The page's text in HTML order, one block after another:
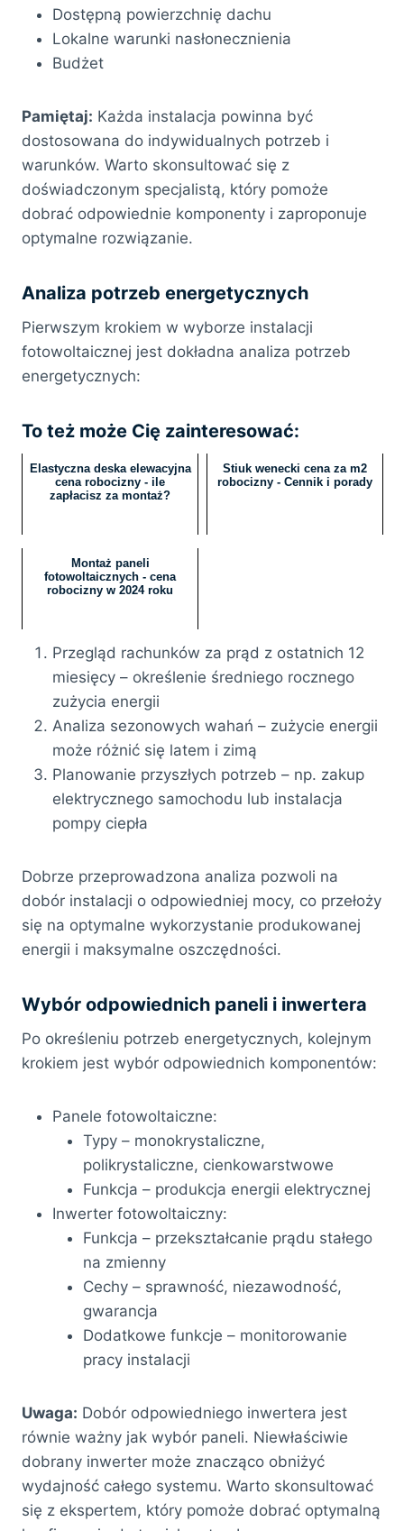
Dostępną powierzchnię dachu
Lokalne warunki nasłonecznienia
Budżet
Pamiętaj: Każda instalacja powinna być
dostosowana do indywidualnych potrzeb i
warunków. Warto skonsultować się z
doświadczonym specjalistą, który pomoże
dobrać odpowiednie komponenty i zaproponuje
optymalne rozwiązanie.
Analiza potrzeb energetycznych
Pierwszym krokiem w wyborze instalacji
fotowoltaicznej jest dokładna analiza potrzeb
energetycznych:
To też może Cię zainteresować:
Elastyczna deska elewacyjna
cena robocizny - ile
zapłacisz za montaż?
Stiuk wenecki cena za m2
robocizny - Cennik i porady
Montaż paneli
fotowoltaicznych - cena
robocizny w 2024 roku
Przegląd rachunków za prąd z ostatnich 12
miesięcy – określenie średniego rocznego
zużycia energii
Analiza sezonowych wahań – zużycie energii
może różnić się latem i zimą
Planowanie przyszłych potrzeb – np. zakup
elektrycznego samochodu lub instalacja
pompy ciepła
Dobrze przeprowadzona analiza pozwoli na
dobór instalacji o odpowiedniej mocy, co przełoży
się na optymalne wykorzystanie produkowanej
energii i maksymalne oszczędności.
Wybór odpowiednich paneli i inwertera
Po określeniu potrzeb energetycznych, kolejnym
krokiem jest wybór odpowiednich komponentów:
Panele fotowoltaiczne:
Typy – monokrystaliczne,
polikrystaliczne, cienkowarstwowe
Funkcja – produkcja energii elektrycznej
Inwerter fotowoltaiczny:
Funkcja – przekształcanie prądu stałego
na zmienny
Cechy – sprawność, niezawodność,
gwarancja
Dodatkowe funkcje – monitorowanie
pracy instalacji
Uwaga: Dobór odpowiedniego inwertera jest
równie ważny jak wybór paneli. Niewłaściwie
dobrany inwerter może znacząco obniżyć
wydajność całego systemu. Warto skonsultować
się z ekspertem, który pomoże dobrać optymalną